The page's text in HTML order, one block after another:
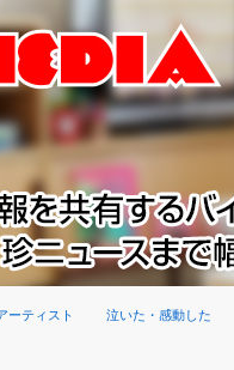
ーティスト 泣いた・感動した